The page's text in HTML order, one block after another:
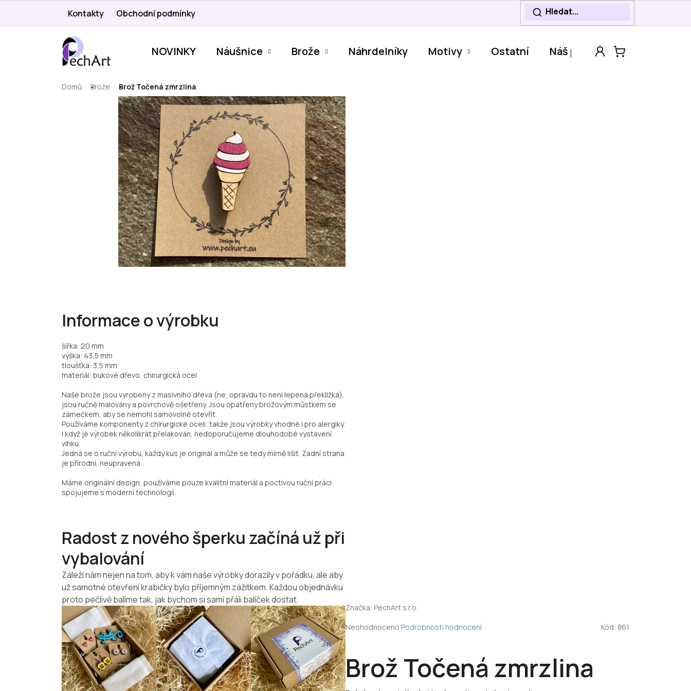
obsah
Kontakty Obchodní podmínky
NOVINKY Náušnice Brože Náhrdelníky Motivy Ostatní Náš příběh
Domů Brože Brož Točená zmrzlina
Informace o výrobku
šířka: 20 mm
výška: 43,5 mm
tloušťka: 3,5 mm
materiál: bukové dřevo, chirurgická ocel
Naše brože jsou vyrobeny z masivního dřeva (ne, opravdu to není lepená překližka),
jsou ručně malovány a povrchově ošetřeny. Jsou opatřeny brožovým můstkem se
zámečkem, aby se nemohl samovolně otevřít.
Používáme komponenty z chirurgické oceli, takže jsou výrobky vhodné i pro alergiky.
I když je výrobek několikrát přelakován, nedoporučujeme dlouhodobé vystavení
vlhku.
Jedná se o ruční výrobu, každý kus je originál a může se tedy mírně lišit. Zadní strana
je přírodní, neupravená.
Máme originální design, používáme pouze kvalitní materiál a poctivou ruční práci
spojujeme s moderní technologií.
Radost z nového šperku začíná už při
vybalování
Záleží nám nejen na tom, aby k vám naše výrobky dorazily v pořádku, ale aby
už samotné otevření krabičky bylo příjemným zážitkem. Každou objednávku
proto pečlivě balíme tak, jak bychom si sami přáli balíček dostat.
Značka: PechArt s.r.o.
Brož Točená zmrzlina
Průměrné
hodnocení
produktu
je
0,0
z
Neohodnoceno Podrobnosti hodnocení Kód: 861